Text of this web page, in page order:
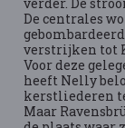
De centrales
verstrijken tot
Voor deze
heeft Nelly
kerstliederen
Maar